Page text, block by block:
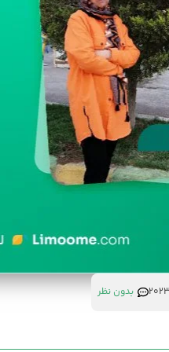
بدون نظر